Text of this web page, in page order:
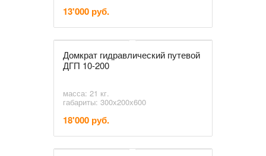
13'000 руб.
Домкрат гидравлический путевой
ДГП 10-200
масса: 21 кг.
габариты: 300х200х600
18'000 руб.